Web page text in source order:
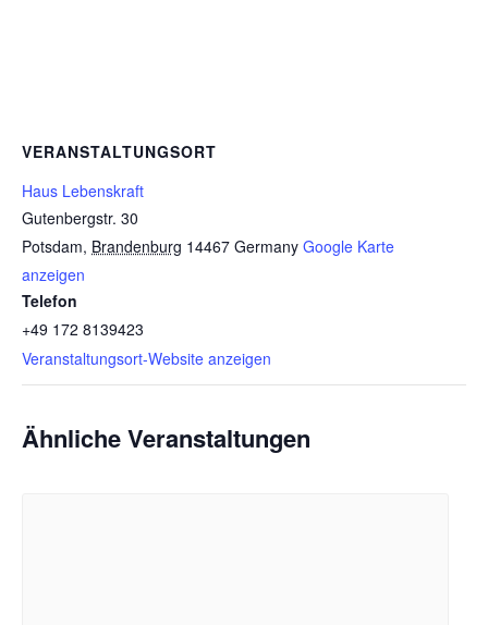
VERANSTALTUNGSORT
Haus Lebenskraft
Gutenbergstr. 30
Potsdam, Brandenburg 14467 Germany Google Karte
anzeigen
Telefon
+49 172 8139423
Veranstaltungsort-Website anzeigen
Ähnliche Veranstaltungen